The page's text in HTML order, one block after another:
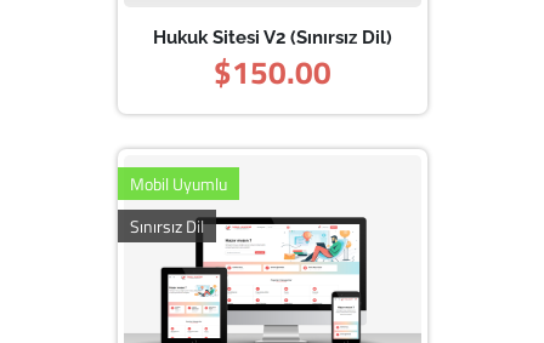
Hukuk Sitesi V2 (Sınırsız Dil)
$150.00
Mobil Uyumlu
Sınırsız Dil